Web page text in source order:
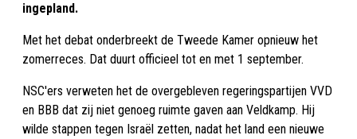
ingepland.
Met het debat onderbreekt de Tweede Kamer opnieuw het
zomerreces. Dat duurt officieel tot en met 1 september.
NSC'ers verweten het de overgebleven regeringspartijen VVD
en BBB dat zij niet genoeg ruimte gaven aan Veldkamp. Hij
wilde stappen tegen Israël zetten, nadat het land een nieuwe